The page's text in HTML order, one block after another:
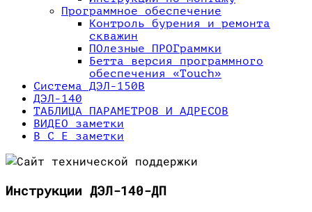
Программное обеспечение
Контроль бурения и ремонта
скважин
ПОлезные ПРOГраммки
Бетта версия программного
обеспечения «Touch»
Система ДЭЛ-150В
ДЭЛ-140
ТАБЛИЦА ПАРАМЕТРОВ И АДРЕСОВ
ВИДЕО заметки
В С Е заметки
Инструкции ДЭЛ-140-ДП